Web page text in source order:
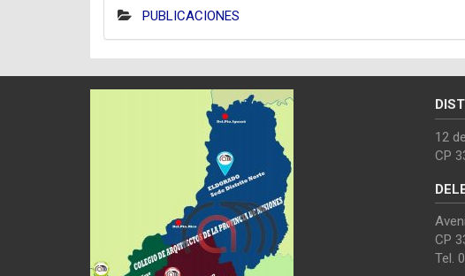
PUBLICACIONES
12
CP
CP
Tel.